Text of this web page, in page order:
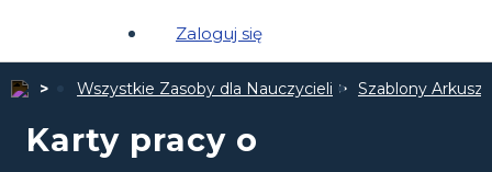
Zaloguj się
Wszystkie Zasoby dla Nauczycieli Szablony
Karty pracy o